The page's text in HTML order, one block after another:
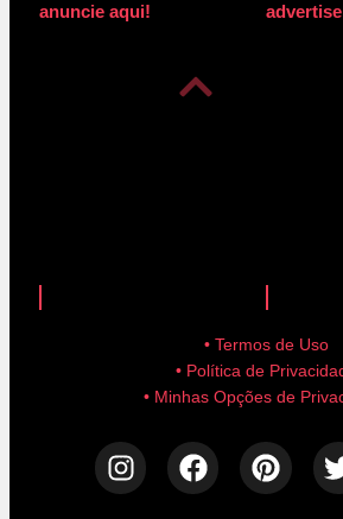
anuncie aqui!
• Termos de Uso
• Política de
• Minhas Opções de